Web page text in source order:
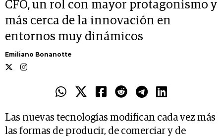
CFO, un rol con mayor protagonismo y
más cerca de la innovación en
entornos muy dinámicos
Emiliano Bonanotte
Las nuevas tecnologías modifican cada vez más
las formas de producir, de comerciar y de